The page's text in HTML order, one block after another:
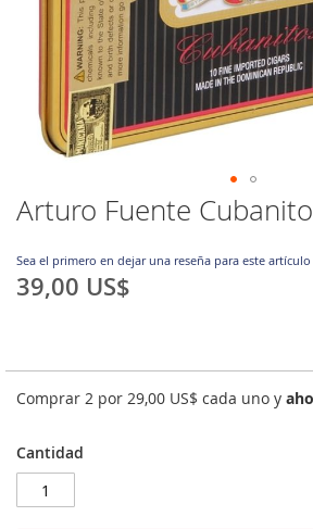
Saltar
al
de
la
Arturo Fuente
Sea el primero en dejar una reseña para este artículo
39,00 US$
Comprar 2 por 29,00 US$ cada uno y
Cantidad